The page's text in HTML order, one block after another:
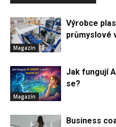
Magazín
Výrobce
průmyslové
Magazín
Jak fungují
se?
Business